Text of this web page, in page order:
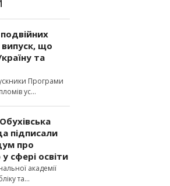
що
та
Програми
ус
підписали
про
сфері освіти
академії
та